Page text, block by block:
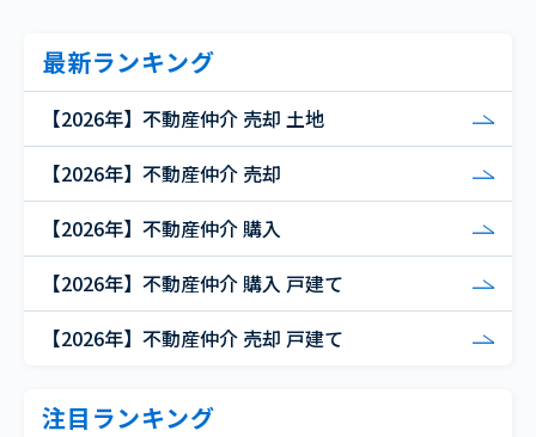
最新ランキング
【2026年】不動産仲介 売却 土地
【2026年】不動産仲介 売却
【2026年】不動産仲介 購入
【2026年】不動産仲介 購入 戸建て
【2026年】不動産仲介 売却 戸建て
注目ランキング